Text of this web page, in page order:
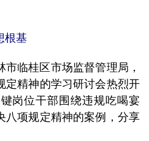
基
临桂区市场监督管理局，
定精神的学习研讨会热烈开
岗位干部围绕违规吃喝宴
八项规定精神的案例，分享